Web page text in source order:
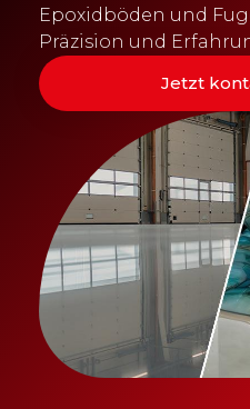
Epoxidböden und
Präzision und
Jetzt